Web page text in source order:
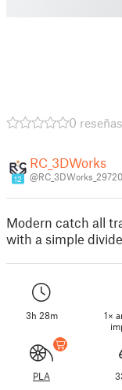
0 reseñas
12
RC_3DWorks
Modern catch all
with a simple
3h 28m
1×
PLA